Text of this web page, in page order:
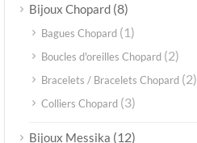
Bijoux Chopard (8)
Bagues Chopard (1)
Boucles d'oreilles Chopard (2)
Bracelets / Bracelets Chopard (2)
Colliers Chopard (3)
Bijoux Messika (12)